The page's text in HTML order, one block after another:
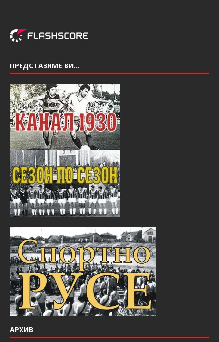
ПРЕДСТАВЯМЕ ВИ…
АРХИВ